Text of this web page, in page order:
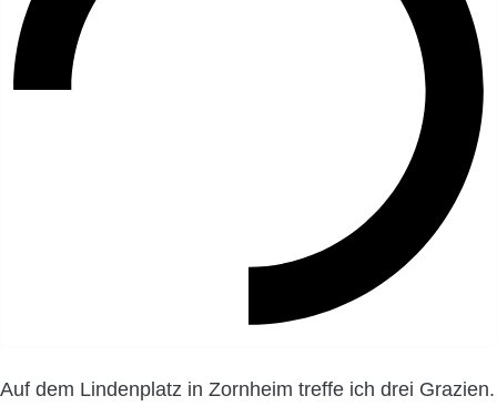
Auf dem Lindenplatz in Zornheim treffe ich drei Grazien.